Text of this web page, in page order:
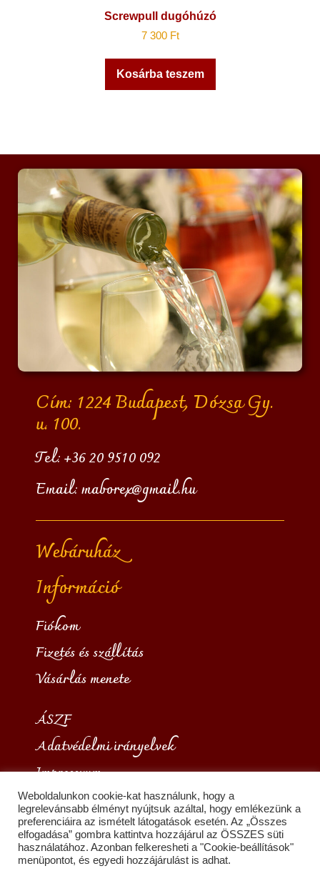
Screwpull dugóhúzó
7 300 Ft
Kosárba teszem
Cím: 1224 Budapest, Dózsa Gy.
u. 100.
Tel:+36 20 9510 092
Email:maborex@gmail.hu
Webáruház
Információ
Fiókom
Fizetés és szállítás
Vásárlás menete
ÁSZF
Adatvédelmi irányelvek
Impresszum
Copyright © 2026 Borkínáló
Weboldalunkon cookie-kat használunk, hogy a
legrelevánsabb élményt nyújtsuk azáltal, hogy emlékezünk a
preferenciáira az ismételt látogatások esetén. Az „Összes
elfogadása” gombra kattintva hozzájárul az ÖSSZES süti
használatához. Azonban felkeresheti a "Cookie-beállítások"
menüpontot, és egyedi hozzájárulást is adhat.